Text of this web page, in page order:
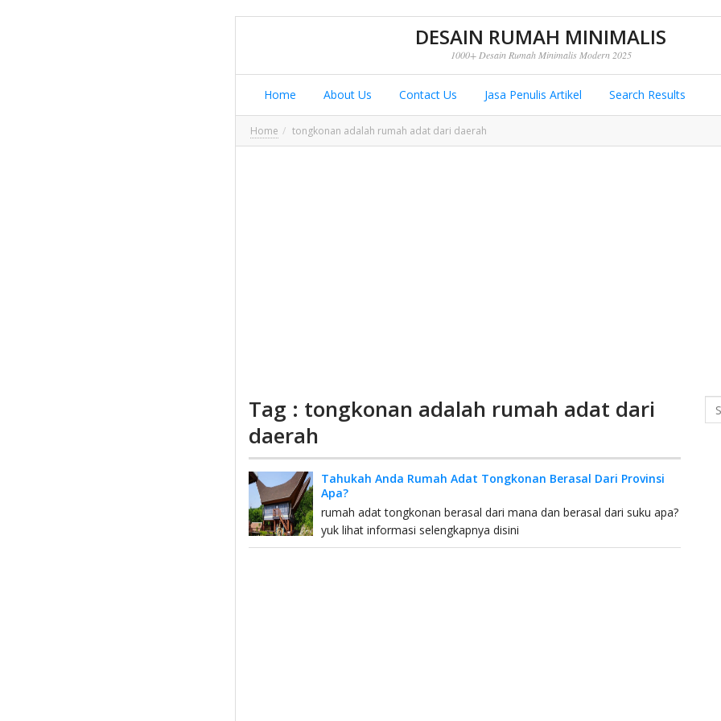
DESAIN RUMAH MINIMALIS
1000+ Desain Rumah Minimalis Modern 2025
Home About Us Contact Us Jasa Penulis Artikel Search Results
Home tongkonan adalah rumah adat dari daerah
Tag : tongkonan adalah rumah adat dari
daerah
Tahukah Anda Rumah Adat Tongkonan Berasal Dari Provinsi
Apa?
rumah adat tongkonan berasal dari mana dan berasal dari suku apa?
yuk lihat informasi selengkapnya disini